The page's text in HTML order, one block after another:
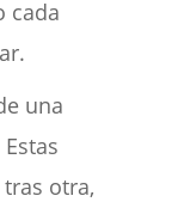
cada
una
otra,